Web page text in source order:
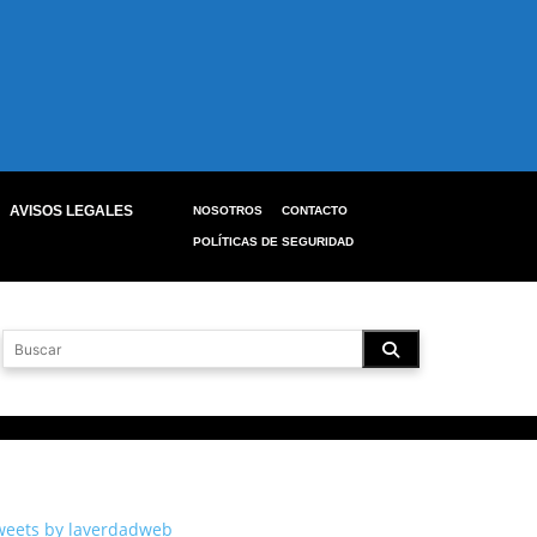
AVISOS LEGALES
NOSOTROS CONTACTO
POLÍTICAS DE SEGURIDAD
by laverdadweb